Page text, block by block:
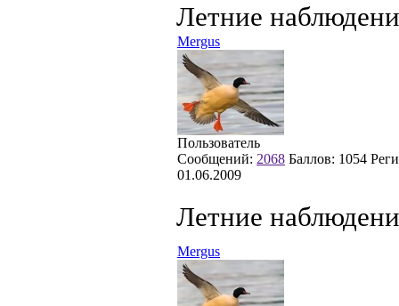
Летние
Mergus
Пользователь
Сообщений: 2068 Баллов: 1054
01.06.2009
Летние
Mergus